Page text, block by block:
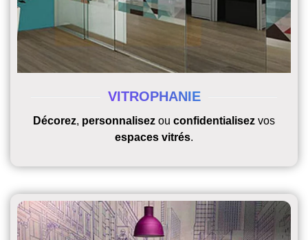
VITROPHANIE
Décorez, personnalisez ou confidentialisez vos
espaces vitrés.